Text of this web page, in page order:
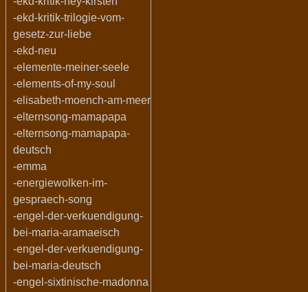
-ekd-kritik-trilogie-vom-
gesetz-zur-liebe
-ekd-neu
-elemente-meiner-seele
-elements-of-my-soul
-elisabeth-moench-am-meer
-elternsong-mamapapa
-elternsong-mamapapa-
deutsch
-emma
-energiewolken-im-
gespraech-song
-engel-der-verkuendigung-
bei-maria-aramaeisch
-engel-der-verkuendigung-
bei-maria-deutsch
-engel-sixtinische-madonna